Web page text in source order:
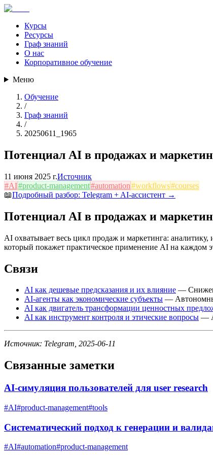
Курсы
Ресурсы
Граф знаний
О нас
Корпоративное обучение
Меню
Обучение
/
Граф знаний
/
20250611_1965
Потенциал AI в продажах и
11 июня 2025 г.Источник
#AI#product-management#automation#workflows#courses
📖Подробный разбор: Telegram + AI-ассистент →
Потенциал AI в продажах и
AI охватывает весь цикл продаж и маркетинга: аналитику,
который покажет практическое применение AI на каждом
Связи
AI как дешевые предсказания и их влияние —
AI-агенты как экономические субъекты —
AI как двигатель трансформации ценностных
AI как инструмент контроля и этические вопросы —
Источник: Telegram, 2025-06-11
Связанные заметки
AI-симуляция пользователей для user research
#AI#product-management#tools
Систематический подход к генерации и
#AI#automation#product-management